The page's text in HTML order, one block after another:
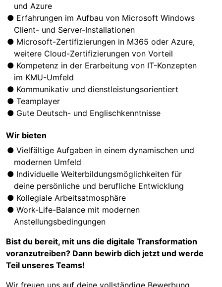
und Azure
Erfahrungen im Aufbau von Microsoft Windows
Client- und Server-Installationen
Microsoft-Zertifizierungen in M365 oder Azure,
weitere Cloud-Zertifizierungen von Vorteil
Kompetenz in der Erarbeitung von IT-Konzepten
im KMU-Umfeld
Kommunikativ und dienstleistungsorientiert
Teamplayer
Gute Deutsch- und Englischkenntnisse
Wir bieten
Vielfältige Aufgaben in einem dynamischen und
modernen Umfeld
Individuelle Weiterbildungsmöglichkeiten für
deine persönliche und berufliche Entwicklung
Kollegiale Arbeitsatmosphäre
Work-Life-Balance mit modernen
Anstellungsbedingungen
Bist du bereit, mit uns die digitale Transformation
voranzutreiben? Dann bewirb dich jetzt und werde
Teil unseres Teams!
Wir freuen uns auf deine vollständige Bewerbung